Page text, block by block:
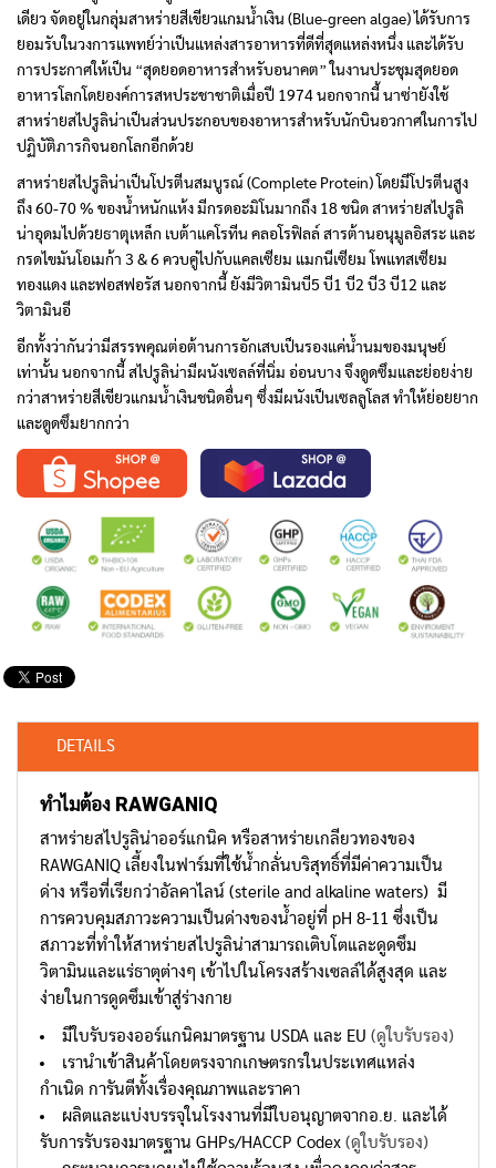
เดียว จัดอยู่ในกลุ่มสาหร่ายสีเขียวแกมน้ำเงิน (Blue-green algae) ได้รับการ
ยอมรับในวงการแพทย์ว่าเป็นแหล่งสารอาหารที่ดีที่สุดแหล่งหนึ่ง และได้รับ
การประกาศให้เป็น “สุดยอดอาหารสำหรับอนาคต” ในงานประชุมสุดยอด
อาหารโลกโดยองค์การสหประชาชาติเมื่อปี 1974 นอกจากนี้ นาซ่ายังใช้
สาหร่ายสไปรูลิน่าเป็นส่วนประกอบของอาหารสำหรับนักบินอวกาศในการไป
ปฏิบัติภารกิจนอกโลกอีกด้วย
สาหร่ายสไปรูลิน่าเป็นโปรตีนสมบูรณ์ (Complete Protein) โดยมีโปรตีนสูง
ถึง 60-70 % ของน้ำหนักแห้ง มีกรดอะมิโนมากถึง 18 ชนิด สาหร่ายสไปรูลิ
น่าอุดมไปด้วยธาตุเหล็ก เบต้าแคโรทีน คลอโรฟิลล์ สารต้านอนุมูลอิสระ และ
กรดไขมันโอเมก้า 3 & 6 ควบคู่ไปกับแคลเซียม แมกนีเซียม โพแทสเซียม
ทองแดง และฟอสฟอรัส นอกจากนี้ ยังมีวิตามินบี5 บี1 บี2 บี3 บี12 และ
วิตามินอี
อีกทั้งว่ากันว่ามีสรรพคุณต่อต้านการอักเสบเป็นรองแค่น้ำนมของมนุษย์
เท่านั้น นอกจากนี้ สไปรูลิน่ามีผนังเซลล์ที่นิ่ม อ่อนบาง จึงดูดซึมและย่อยง่าย
กว่าสาหร่ายสีเขียวแกมน้ำเงินชนิดอื่นๆ ซึ่งมีผนังเป็นเซลลูโลส ทำให้ย่อยยาก
และดูดซึมยากกว่า
DETAILS
ทำไมต้อง RAWGANIQ
สาหร่ายสไปรูลิน่าออร์แกนิค หรือสาหร่ายเกลียวทองของ
RAWGANIQ เลี้ยงในฟาร์มที่ใช้น้ำกลั่นบริสุทธิ์ที่มีค่าความเป็น
ด่าง หรือที่เรียกว่าอัลคาไลน์ (sterile and alkaline waters) มี
การควบคุมสภาวะความเป็นด่างของน้ำอยู่ที่ pH 8-11 ซึ่งเป็น
สภาวะที่ทำให้สาหร่ายสไปรูลิน่าสามารถเติบโตและดูดซึม
วิตามินและแร่ธาตุต่างๆ เข้าไปในโครงสร้างเซลล์ได้สูงสุด และ
ง่ายในการดูดซึมเข้าสู่ร่างกาย
มีใบรับรองออร์แกนิคมาตรฐาน USDA และ EU (ดูใบรับรอง)
เรานำเข้าสินค้าโดยตรงจากเกษตรกรในประเทศแหล่ง
กำเนิด การันตีทั้งเรื่องคุณภาพและราคา
ผลิตและแบ่งบรรจุในโรงงานที่มีใบอนุญาตจากอ.ย. และได้
รับการรับรองมาตรฐาน GHPs/HACCP Codex (ดูใบรับรอง)